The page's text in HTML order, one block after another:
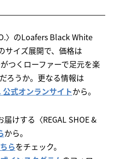
〉のLoafers Black White
サイズ展開で、価格は
つくローファーで足元を楽
ろうか。更なる情報は
公式オンランサイトから。
届けする〈REGAL SHOE &
から。
らをチェック。